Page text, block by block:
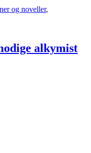
og noveller,
alkymist